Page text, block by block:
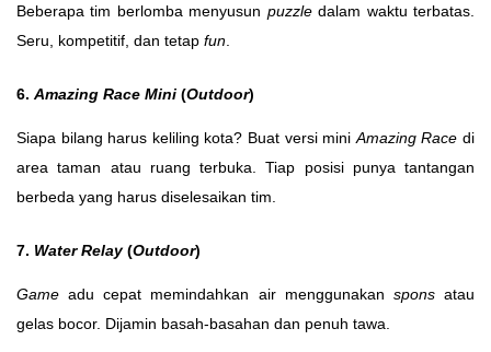
Beberapa tim berlomba menyusun puzzledalam waktu terbatas.
Seru, kompetitif, dan tetap fun
6. Amazing Race Mini (Outdoor)
Siapa bilang harus keliling kota? Buat versi mini Amazing Race di
area taman atau ruang terbuka. Tiap posisi punya tantangan
berbeda yang harus diselesaikan tim.
7. Water Relay(Outdoor)
Game adu cepat memindahkan air menggunakan sponsatau
gelas bocor. Dijamin basah-basahan dan penuh tawa.